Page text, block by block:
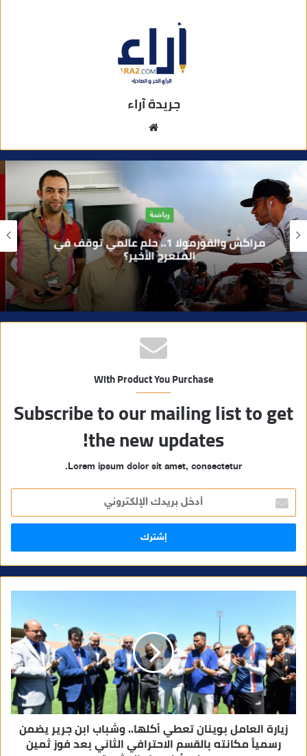
جريدة آراء
ق
ل
و
ي
ب
آراء
بوفوطا يكتب : بين صمت الحكومة وسباق
الانتخابات… هل أصبحت إدارة الأزمات خارج
أولويات الفاعلين السياسيين؟
With Product You Purchase
Subscribe to our mailing list to get
the new updates!
Lorem ipsum dolor sit amet, consectetur.
خ
ل
ر
ا
ل
ك
ت
ر
و
ن
ي
زيارة العامل بوينان تعطي أكلها.. وشباب ابن جرير يضمن
رسمياً مكانته بالقسم الاحترافي الثاني بعد فوز ثمين